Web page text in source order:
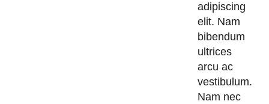
adipiscing
elit. Nam
bibendum
ultrices
arcu ac
vestibulum.
Nam nec